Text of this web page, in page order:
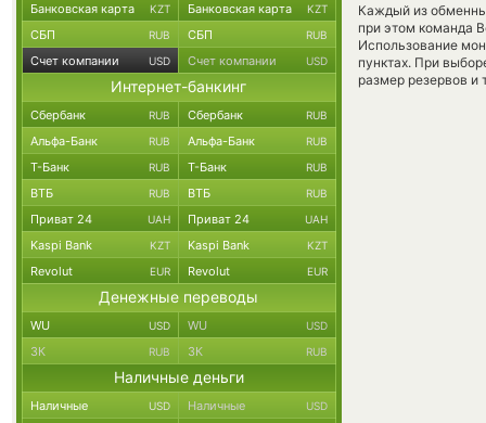
Каждый из
при этом команда
Использование
пунктах. При
размер резервов и
Банковская карта KZT Банковская карта KZT
СБП RUB СБП RUB
Счет компании USD Счет компании USD
Интернет-банкинг
Сбербанк RUB Сбербанк RUB
Альфа-Банк RUB Альфа-Банк RUB
Т-Банк RUB Т-Банк RUB
ВТБ RUB ВТБ RUB
Приват 24 UAH Приват 24 UAH
Kaspi Bank KZT Kaspi Bank KZT
Revolut EUR Revolut EUR
Денежные переводы
WU USD WU USD
ЗК RUB ЗК RUB
Наличные деньги
Наличные USD Наличные USD